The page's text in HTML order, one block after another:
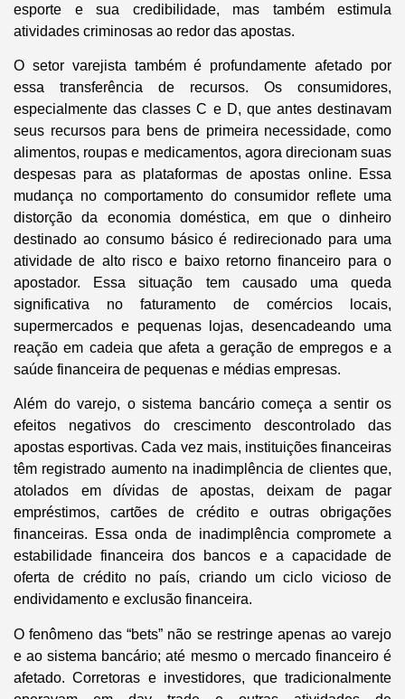
esporte e sua credibilidade, mas também estimula
atividades criminosas ao redor das apostas.
O setor varejista também é profundamente afetado por
essa transferência de recursos. Os consumidores,
especialmente das classes C e D, que antes destinavam
seus recursos para bens de primeira necessidade, como
alimentos, roupas e medicamentos, agora direcionam suas
despesas para as plataformas de apostas online. Essa
mudança no comportamento do consumidor reflete uma
distorção da economia doméstica, em que o dinheiro
destinado ao consumo básico é redirecionado para uma
atividade de alto risco e baixo retorno financeiro para o
apostador. Essa situação tem causado uma queda
significativa no faturamento de comércios locais,
supermercados e pequenas lojas, desencadeando uma
reação em cadeia que afeta a geração de empregos e a
saúde financeira de pequenas e médias empresas.
Além do varejo, o sistema bancário começa a sentir os
efeitos negativos do crescimento descontrolado das
apostas esportivas. Cada vez mais, instituições financeiras
têm registrado aumento na inadimplência de clientes que,
atolados em dívidas de apostas, deixam de pagar
empréstimos, cartões de crédito e outras obrigações
financeiras. Essa onda de inadimplência compromete a
estabilidade financeira dos bancos e a capacidade de
oferta de crédito no país, criando um ciclo vicioso de
endividamento e exclusão financeira.
O fenômeno das “bets” não se restringe apenas ao varejo
e ao sistema bancário; até mesmo o mercado financeiro é
afetado. Corretoras e investidores, que tradicionalmente